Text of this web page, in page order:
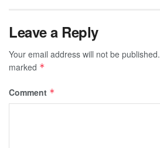
Leave a Reply
Your email address will not be published.
marked *
Comment *